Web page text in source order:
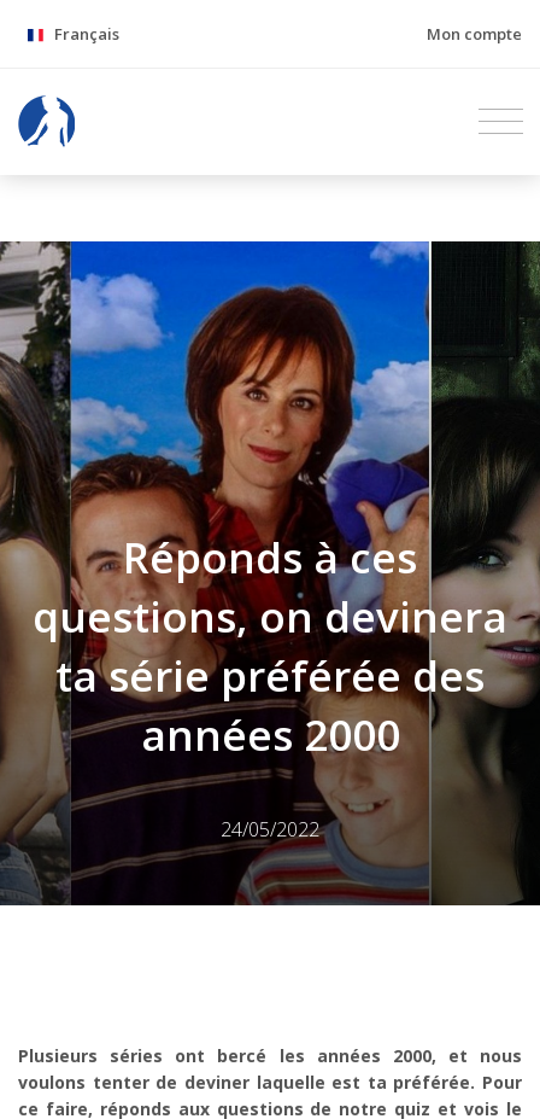
Français Mon compte
Réponds à ces
questions, on devinera
ta série préférée des
années 2000
24/05/2022
Plusieurs séries ont bercé les années 2000, et nous
voulons tenter de deviner laquelle est ta préférée. Pour
ce faire, réponds aux questions de notre quiz et vois le